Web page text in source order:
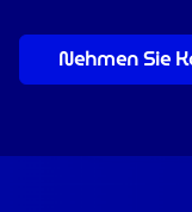
Nehmen Sie